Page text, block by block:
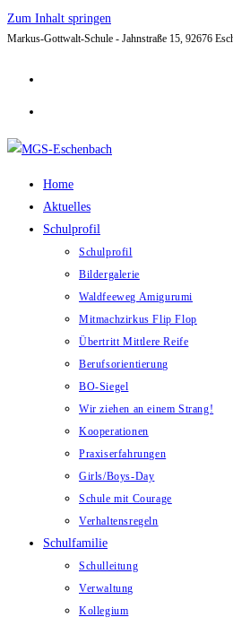
Zum Inhalt springen
Markus-Gottwalt-Schule - Jahnstraße 15, 92676
Home
Aktuelles
Schulprofil
Schulprofil
Bildergalerie
Waldfeeweg Amigurumi
Mitmachzirkus Flip Flop
Übertritt Mittlere Reife
Berufsorientierung
BO-Siegel
Wir ziehen an einem Strang!
Kooperationen
Praxiserfahrungen
Girls/Boys-Day
Schule mit Courage
Verhaltensregeln
Schulfamilie
Schulleitung
Verwaltung
Kollegium